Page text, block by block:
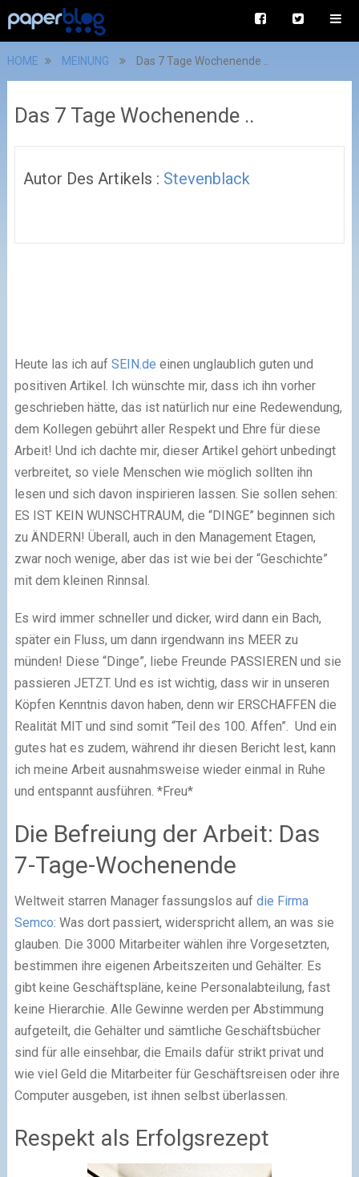
HOME MEINUNG Das 7 Tage Wochenende ..
Das 7 Tage Wochenende ..
Autor Des Artikels : Stevenblack
Heute las ich auf SEIN.de einen unglaublich guten und
positiven Artikel. Ich wünschte mir, dass ich ihn vorher
geschrieben hätte, das ist natürlich nur eine Redewendung,
dem Kollegen gebührt aller Respekt und Ehre für diese
Arbeit! Und ich dachte mir, dieser Artikel gehört unbedingt
verbreitet, so viele Menschen wie möglich sollten ihn
lesen und sich davon inspirieren lassen. Sie sollen sehen:
ES IST KEIN WUNSCHTRAUM, die “DINGE” beginnen sich
zu ÄNDERN! Überall, auch in den Management Etagen,
zwar noch wenige, aber das ist wie bei der “Geschichte”
mit dem kleinen Rinnsal.
Es wird immer schneller und dicker, wird dann ein Bach,
später ein Fluss, um dann irgendwann ins MEER zu
münden! Diese “Dinge”, liebe Freunde PASSIEREN und sie
passieren JETZT. Und es ist wichtig, dass wir in unseren
Köpfen Kenntnis davon haben, denn wir ERSCHAFFEN die
Realität MIT und sind somit “Teil des 100. Affen”. Und ein
gutes hat es zudem, während ihr diesen Bericht lest, kann
ich meine Arbeit ausnahmsweise wieder einmal in Ruhe
und entspannt ausführen. *Freu*
Die Befreiung der Arbeit: Das
7-Tage-Wochenende
Weltweit starren Manager fassungslos auf die Firma
Semco: Was dort passiert, widerspricht allem, an was sie
glauben. Die 3000 Mitarbeiter wählen ihre Vorgesetzten,
bestimmen ihre eigenen Arbeitszeiten und Gehälter. Es
gibt keine Geschäftspläne, keine Personalabteilung, fast
keine Hierarchie. Alle Gewinne werden per Abstimmung
aufgeteilt, die Gehälter und sämtliche Geschäftsbücher
sind für alle einsehbar, die Emails dafür strikt privat und
wie viel Geld die Mitarbeiter für Geschäftsreisen oder ihre
Computer ausgeben, ist ihnen selbst überlassen.
Respekt als Erfolgsrezept